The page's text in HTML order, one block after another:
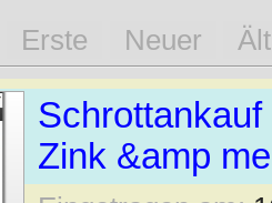
Erste Neuer
Schrottankauf
Zink &amp